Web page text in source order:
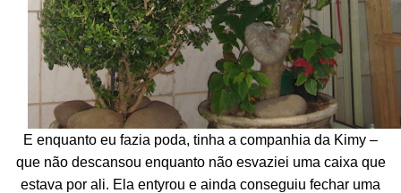
E enquanto eu fazia poda, tinha a companhia da Kimy –
que não descansou enquanto não esvaziei uma caixa que
estava por ali. Ela entyrou e ainda conseguiu fechar uma